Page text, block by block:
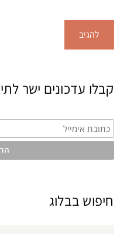
קבלו עדכונים ישר
חיפוש בבלוג